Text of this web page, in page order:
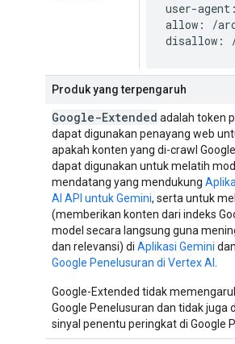
user-
allow: /
disallow:
Produk yang terpengaruh
Google-Extended adalah token
dapat digunakan penayang web
apakah konten yang di-crawl
dapat digunakan untuk melatih
mendatang yang mendukung
AI API untuk Gemini, serta untuk
(memberikan konten dari indeks
model secara langsung guna
dan relevansi) di Aplikasi Gemini dan
Google Penelusuran di Vertex AI
Google-Extended tidak
Google Penelusuran dan tidak juga
sinyal penentu peringkat di Google